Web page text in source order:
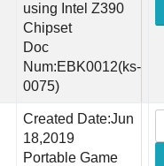
using Intel Z390
Chipset
Doc
Num:EBK0012(ks-
0075)
Created Date:Jun
18,2019
Portable Game